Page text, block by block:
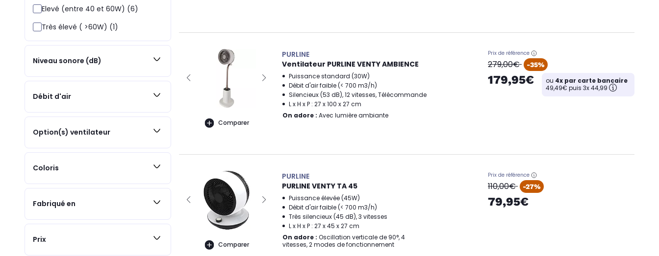
Elevé (entre 40 et 60W) (6)
Très élevé ( >60W) (1)
Niveau sonore (dB)
Débit d'air
Option(s) ventilateur
Coloris
Fabriqué en
Prix
Comparer
PURLINE
Ventilateur PURLINE VENTY AMBIENCE
Puissance standard (30W)
Débit d'air faible (< 700 m3/h)
Silencieux (53 dB), 12 vitesses, Télécommande
L x H x P : 27 x 100 x 27 cm
On adore : Avec lumière ambiante
Prix de référence
oldPrice
279,00€ -35%
179,95€ ou 4x par carte bancaire
49,49€ puis 3x 44,99
Comparer
PURLINE
PURLINE VENTY TA 45
Puissance élevée (45W)
Débit d'air faible (< 700 m3/h)
Très silencieux (45 dB), 3 vitesses
L x H x P : 27 x 45 x 27 cm
On adore : Oscillation verticale de 90°, 4
vitesses, 2 modes de fonctionnement
Prix de référence
oldPrice
110,00€ -27%
79,95€